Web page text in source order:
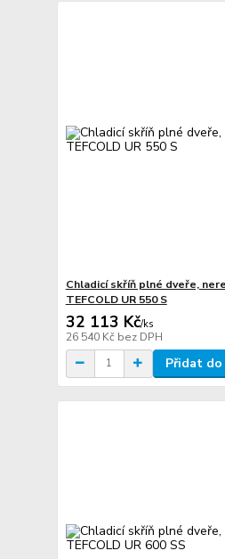
Chladicí skříň plné dveře,
TEFCOLD UR 550 S
32 113 Kč/ks
26 540 Kč bez DPH
Přidat do